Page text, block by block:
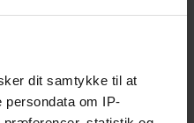
dit samtykke til at
persondata om IP-
’Arbejdstitel’ handler
hverdagen lidt lysere